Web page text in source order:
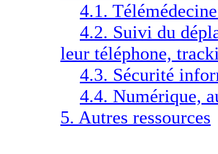
4.1.
4.2. Suivi du
leur téléphone,
4.3. Sécurité
4.4. Numérique,
5. Autres ressources